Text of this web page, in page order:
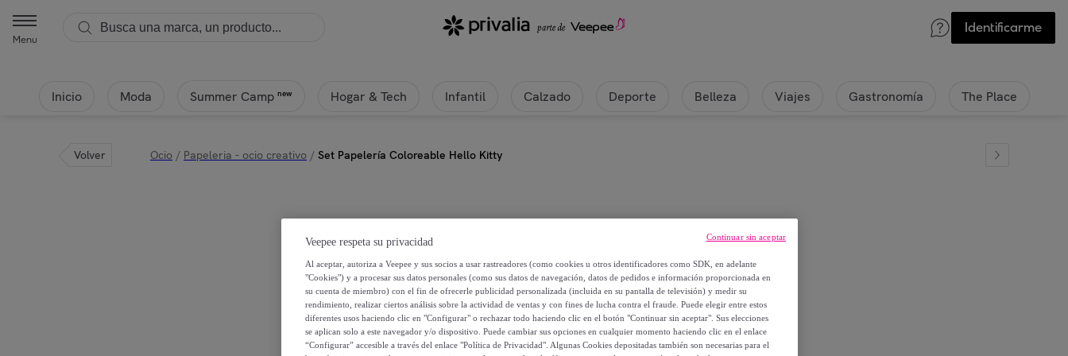
Menu
Identificarme
Inicio Moda Summer Camp new Hogar & Tech Infantil Calzado Deporte Belleza Viajes Gastronomía The Place
Volver Ocio / Papeleria - ocio creativo / Set Papelería Coloreable Hello Kitty
Set Papelería Coloreable Hello Kitty
15,01 €
18,76 €
Veepee respeta su privacidad
Al aceptar, autoriza a Veepee y sus socios a usar rastreadores (como cookies u otros identificadores como SDK, en adelante
"Cookies") y a procesar sus datos personales (como sus datos de navegación, datos de pedidos e información proporcionada en
su cuenta de miembro) con el fin de ofrecerle publicidad personalizada (incluida en su pantalla de televisión) y medir su
rendimiento, realizar ciertos análisis sobre la actividad de ventas y con fines de lucha contra el fraude. Puede elegir entre estos
diferentes usos haciendo clic en "Configurar" o rechazar todo haciendo clic en el botón "Continuar sin aceptar". Sus elecciones
se aplican solo a este navegador y/o dispositivo. Puede cambiar sus opciones en cualquier momento haciendo clic en el enlace
“Configurar” accesible a través del enlace "Política de Privacidad". Algunas Cookies depositadas también son necesarias para el
Continuar sin aceptar